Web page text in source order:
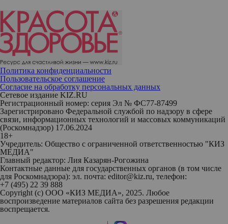
Политика конфиденциальности
Пользовательское соглашение
Согласие на обработку персональных данных
Сетевое издание KIZ.RU
Регистрационный номер: серия Эл № ФС77-87499
Зарегистрировано Федеральной службой по надзору в сфере
связи, информационных технологий и массовых коммуникаций
(Роскомнадзор) 17.06.2024
18+
Учредитель: Общество с ограниченной ответственностью "КИЗ
МЕДИА"
Главный редактор: Лия Казарян-Рогожина
Контактные данные для государственных органов (в том числе
для Роскомнадзора): эл. почта: editor@kiz.ru, телефон:
+7 (495) 22 39 888
Copyright (с) ООО «КИЗ МЕДИА», 2025. Любое
воспроизведение материалов сайта без разрешения редакции
воспрещается.